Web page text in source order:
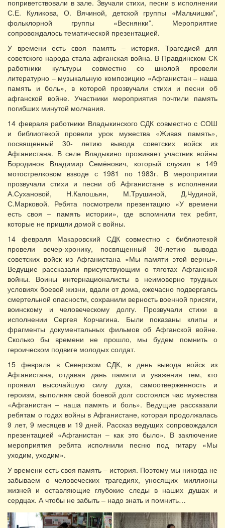
поприветствовали в зале. Звучали стихи, песни в исполнении
С.Е. Куликова, О. Вячиной, детской группы «Мальчишки”,
фольклорной группы «Веснянки”. Мероприятие
сопровождалось тематической презентацией.
У времени есть своя память – история. Трагедией для
советского народа стала афганская война. В Правдинском СК
работники культуры совместно со школой провели
литературно – музыкальную композицию «Афганистан – наша
память и боль», в которой прозвучали стихи и песни об
афганской войне. Участники мероприятия почтили память
погибших минутой молчания.
14 февраля работники Владыкинского СДК совместно с СОШ
и библиотекой провели урок мужества «Живая память»,
посвященный 30- летию вывода советских войск из
Афганистана. В селе Владыкино проживает участник войны
Бородинов Владимир Семёнович, который служил в 149
мотострелковом взводе с 1981 по 1983г. В мероприятии
прозвучали стихи и песни об Афганистане в исполнении
А.Сухановой, Н.Калошьян, М.Трушиной, Д.Чудиной,
С.Марковой. Ребята посмотрели презентацию «У времени
есть своя – память истории», где вспомнили тех ребят,
которые не пришли домой с войны.
14 февраля Макаровский СДК совместно с библиотекой
провели вечер-хронику, посвященный 30-летию вывода
советских войск из Афганистана «Мы памяти этой верны».
Ведущие рассказали присутствующим о тяготах Афганской
войны. Воины интернационалисты в неимоверно трудных
условиях боевой жизни, вдали от дома, ежечасно подвергаясь
смертельной опасности, сохранили верность военной присяги,
воинскому и человеческому долгу. Прозвучали стихи в
исполнении Сергея Корчагина. Были показаны клипы и
фрагменты документальных фильмов об Афганской войне.
Сколько бы времени не прошло, мы будем помнить о
героическом подвиге молодых солдат.
15 февраля в Северском СДК, в день вывода войск из
Афганистана, отдавая дань памяти и уважения тем, кто
проявил высочайшую силу духа, самоотверженность и
героизм, выполняя свой боевой долг состоялся час мужества
«Афганистан – наша память и боль». Ведущие рассказали
ребятам о годах войны в Афганистане, которая продолжалась
9 лет, 9 месяцев и 19 дней. Рассказ ведущих сопровождался
презентацией «Афганистан – как это было». В заключение
мероприятия ребята исполнили песню под гитару «Мы
уходим, уходим».
У времени есть своя память – история. Поэтому мы никогда не
забываем о человеческих трагедиях, уносящих миллионы
жизней и оставляющие глубокие следы в наших душах и
сердцах. А чтобы не забыть – надо знать и помнить…